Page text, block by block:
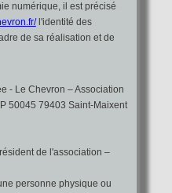
numérique, il est précisé
l'identité des
de sa réalisation et de
- Le Chevron – Association
50045 79403 Saint-Maixent
de l'association –
personne physique ou